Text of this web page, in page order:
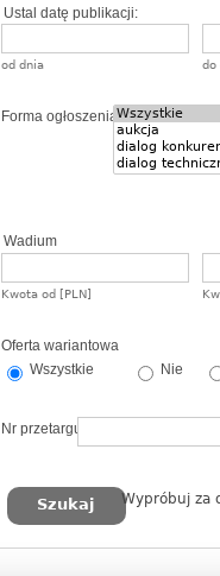
Ustal datę publikacji:
od dnia do
Forma ogłoszenia
Wadium
Kwota od [PLN]
Oferta wariantowa
Wszystkie
Nie
Nr przetargu
Wypróbuj za